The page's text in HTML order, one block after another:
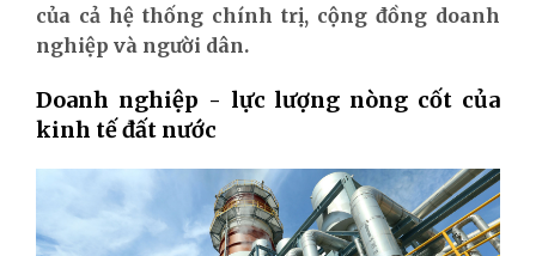
của cả hệ thống chính trị, cộng đồng doanh
nghiệp và người dân.
Doanh nghiệp - lực lượng nòng cốt của
kinh tế đất nước